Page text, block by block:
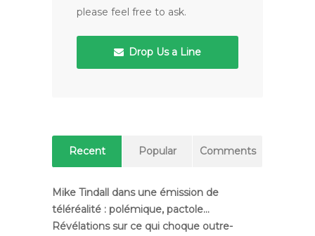
please feel free to ask.
Drop Us a Line
Recent Popular Comments
Mike Tindall dans une émission de
téléréalité : polémique, pactole…
Révélations sur ce qui choque outre-